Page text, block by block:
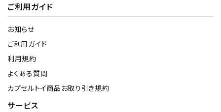
ご利用ガイド
お知らせ
ご利用ガイド
利用規約
よくある質問
カプセルトイ商品お取り引き規約
サービス